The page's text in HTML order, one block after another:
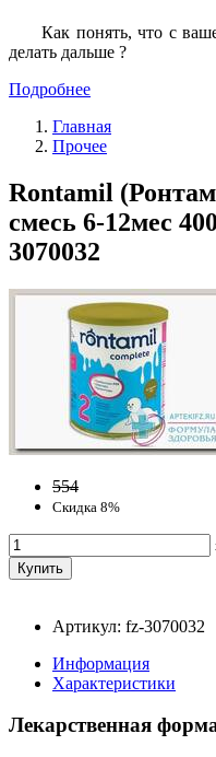
Как понять, что с
делать дальше ?
Подробнее
Главная
Прочее
Rontamil
смесь 6-12мес
3070032
554
Скидка 8%
Артикул: fz-3070032
Информация
Характеристики
Лекарственная